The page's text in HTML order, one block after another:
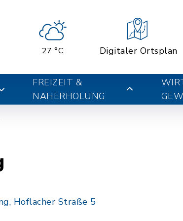
27 °C Digitaler Ortsplan
FREIZEIT &
NAHERHOLUNG
Hoflacher Straße 5